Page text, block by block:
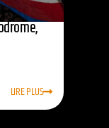
LIRE PLUS